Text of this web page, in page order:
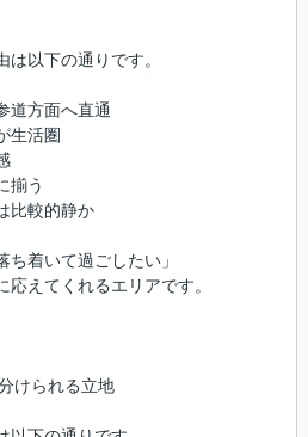
以下の通りです。
道方面へ直通
生活圏
揃う
比較的静か
ち着いて過ごしたい」
えてくれるエリアです。
けられる立地